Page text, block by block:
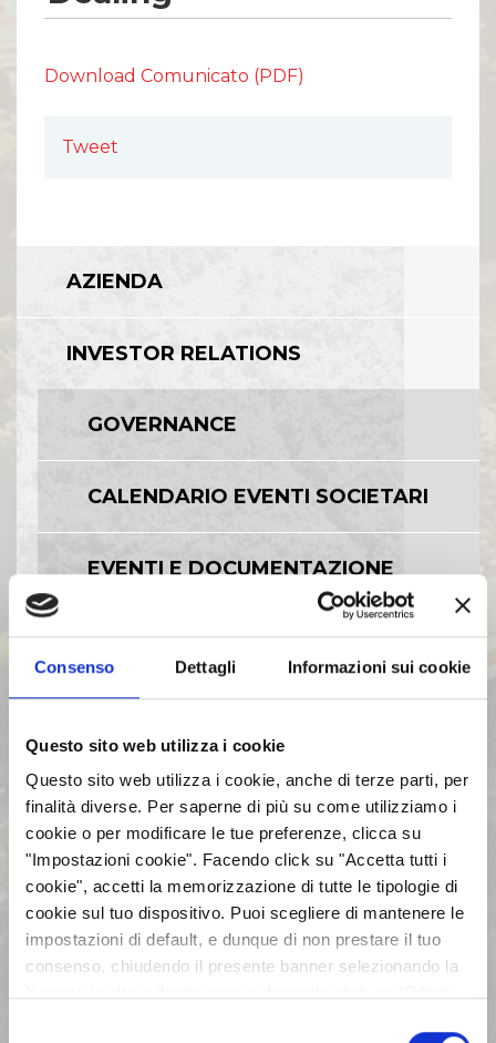
Consenso Dettagli Informazioni sui cookie
Questo sito web utilizza i cookie
Questo sito web utilizza i cookie, anche di terze parti, per
finalità diverse. Per saperne di più su come utilizziamo i
cookie o per modificare le tue preferenze, clicca su
"Impostazioni cookie". Facendo click su "Accetta tutti i
cookie", accetti la memorizzazione di tutte le tipologie di
cookie sul tuo dispositivo. Puoi scegliere di mantenere le
impostazioni di default, e dunque di non prestare il tuo
consenso, chiudendo il presente banner selezionando la
Download Comunicato (PDF)
Tweet
AZIENDA
INVESTOR RELATIONS
GOVERNANCE
CALENDARIO EVENTI SOCIETARI
EVENTI E DOCUMENTAZIONE
BILANCI E RELAZIONI
INTERMEDIE
COMUNICATI STAMPA
ARCHIVIO 2017
ARCHIVIO 2016